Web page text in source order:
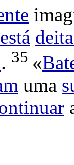
está
. 35 «
uma